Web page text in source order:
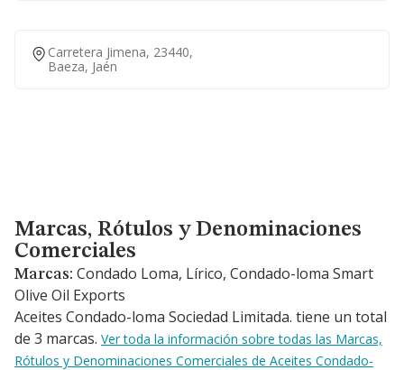
Carretera Jimena, 23440,
Baeza, Jaén
Marcas, Rótulos y Denominaciones Comerciales
Marcas, Rótulos y Denominaciones
Comerciales
Marcas: Condado Loma, Lírico, Condado-loma Smart
Olive Oil Exports
Aceites Condado-loma Sociedad Limitada. tiene un total
de 3 marcas. Ver toda la información sobre todas las Marcas,
Rótulos y Denominaciones Comerciales de Aceites Condado-